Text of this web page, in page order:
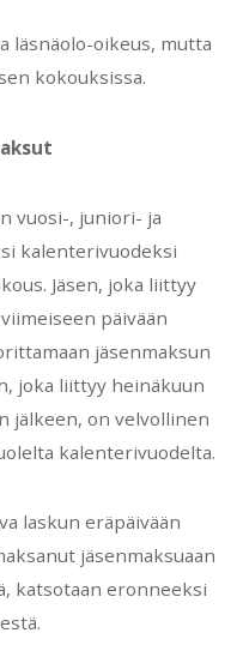
läsnäolo-oikeus, mutta
kokouksissa.
vuosi-, juniori- ja
kalenterivuodeksi
Jäsen, joka liittyy
päivään
jäsenmaksun
joka liittyy heinäkuun
jälkeen, on velvollinen
kalenterivuodelta.
laskun eräpäivään
jäsenmaksuaan
katsotaan eronneeksi